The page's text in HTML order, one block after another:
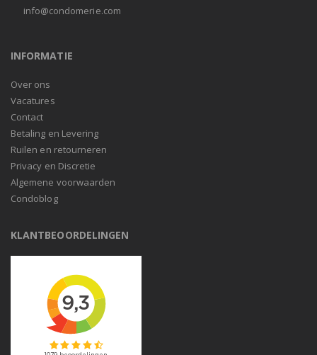
info@condomerie.com
INFORMATIE
Over ons
Vacatures
Contact
Betaling en Levering
Ruilen en retourneren
Privacy en Discretie
Algemene voorwaarden
Condoblog
KLANTBEOORDELINGEN